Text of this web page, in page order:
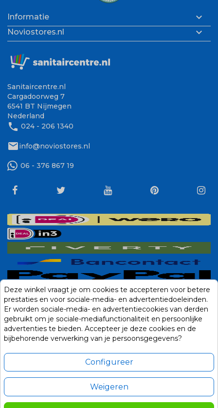
Informatie 
Noviostores.nl 
Sanitaircentre.nl
Cargadoorweg 7
6541 BT Nijmegen
Nederland
phone 024 - 206 1340
mailinfo@noviostores.nl
06 - 376 867 19
Deze winkel vraagt je om cookies te accepteren voor betere
prestaties en voor sociale-media- en advertentiedoeleinden.
Er worden sociale-media- en advertentiecookies van derden
gebruikt om je sociale-mediafunctionaliteit en persoonlijke
advertenties te bieden. Accepteer je deze cookies en de
bijbehorende verwerking van je persoonsgegevens?
Configureer
Weigeren